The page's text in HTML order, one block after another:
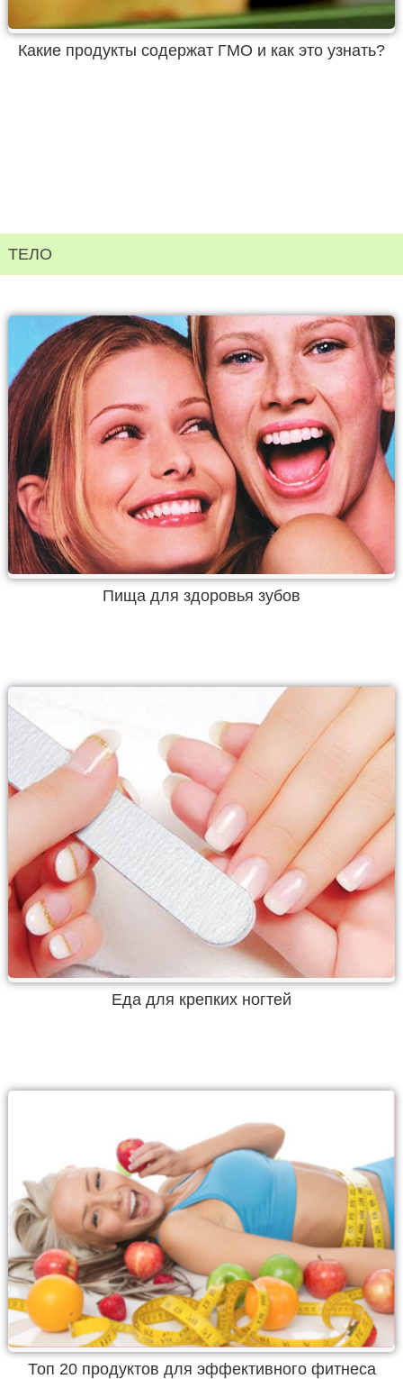
Какие продукты содержат ГМО и как это узнать?
ТЕЛО
Пища для здоровья зубов
Еда для крепких ногтей
Топ 20 продуктов для эффективного фитнеса